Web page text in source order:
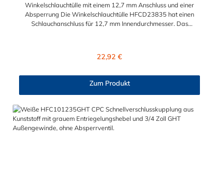
Winkelschlauchtülle mit einem 12,7 mm Anschluss und einer
Absperrung Die Winkelschlauchtülle HFCD23835 hat einen
Schlauchanschluss für 12,7 mm Innendurchmesser. Das
bar Max. Betriebstemperatur: -40 °C bis 138 °C Sie können
und HFC57-Serie kombinieren.
Regulärer Preis:
22,92 €
Zum Produkt